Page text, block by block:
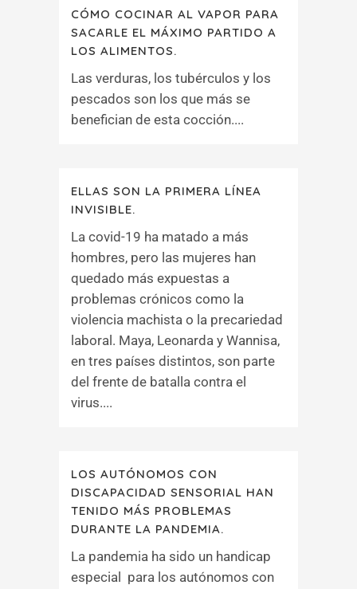
CÓMO COCINAR AL VAPOR PARA
SACARLE EL MÁXIMO PARTIDO A
LOS ALIMENTOS.
Las verduras, los tubérculos y los
pescados son los que más se
benefician de esta cocción....
ELLAS SON LA PRIMERA LÍNEA
INVISIBLE.
La covid-19 ha matado a más
hombres, pero las mujeres han
quedado más expuestas a
problemas crónicos como la
violencia machista o la precariedad
laboral. Maya, Leonarda y Wannisa,
en tres países distintos, son parte
del frente de batalla contra el
virus....
LOS AUTÓNOMOS CON
DISCAPACIDAD SENSORIAL HAN
TENIDO MÁS PROBLEMAS
DURANTE LA PANDEMIA.
La pandemia ha sido un handicap
especial para los autónomos con